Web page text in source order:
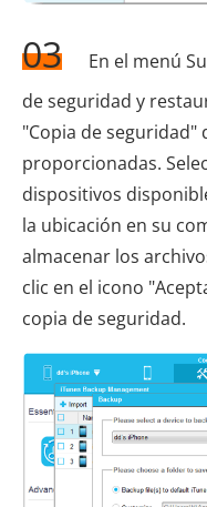
03
En el menú
de seguridad y
"Copia de seguridad"
proporcionadas.
dispositivos
la ubicación en su
almacenar los
clic en el icono
copia de seguridad.